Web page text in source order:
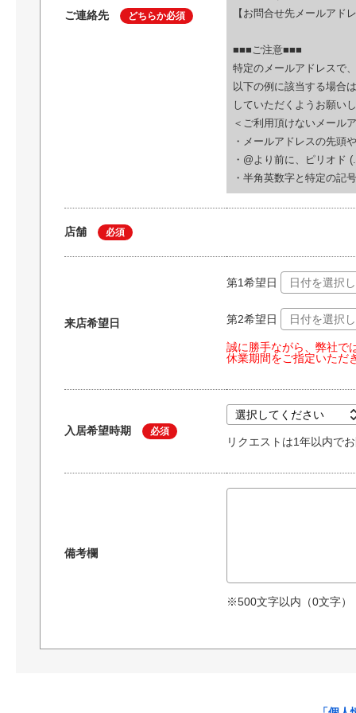
ご連絡先 どちらか必須
【お問合せ先メールアド
■■■ご注意■■■
特定のメールアドレスで
以下の例に該当する場合
していただくようお願い
＜ご利用頂けないメール
・メールアドレスの先頭
・@より前に、ピリオド
・半角英数字と特定の記
店舗 必須
来店希望日
第1希望日
第2希望日
誠に勝手ながら、弊社で
休業期間をご指定いただ
入居希望時期 必須
リクエストは1年以内で
備考欄
※500文字以内（0文字）